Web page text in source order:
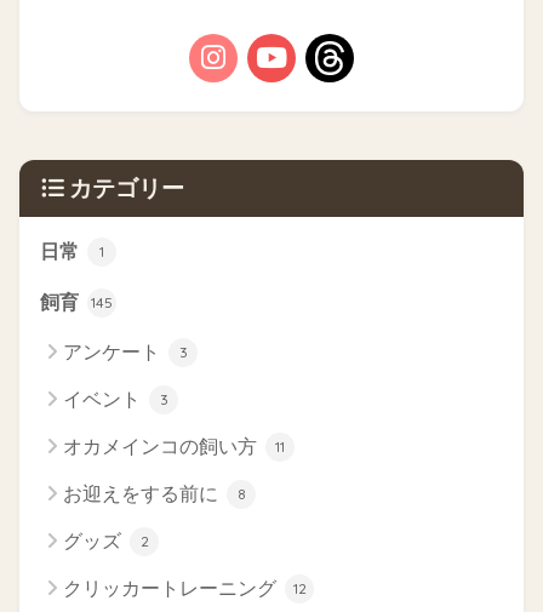
カテゴリー
日常 1
飼育 145
アンケート 3
イベント 3
オカメインコの飼い方 11
お迎えをする前に 8
グッズ 2
クリッカートレーニング 12